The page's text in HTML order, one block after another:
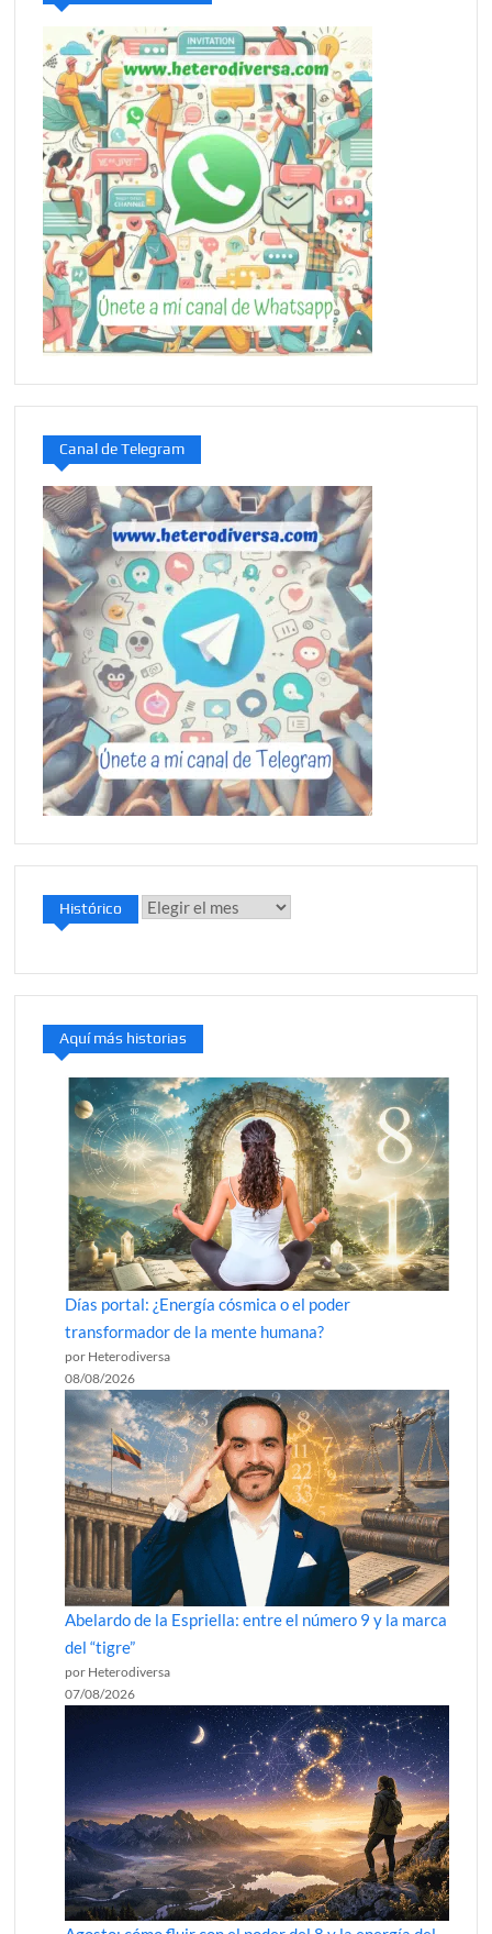
Canal de Telegram
Histórico Histórico
Aquí más historias
Días portal: ¿Energía cósmica o el poder
transformador de la mente humana?
por Heterodiversa
08/08/2026
Abelardo de la Espriella: entre el número 9 y la marca
del “tigre”
por Heterodiversa
07/08/2026